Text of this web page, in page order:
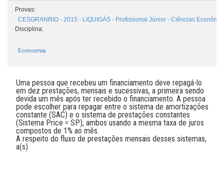
Provas:
CESGRANRIO - 2015 - LIQUIGÁS - Profissional Júnior - Ciências
Disciplina:
Economia
Uma pessoa que recebeu um financiamento deve repagá-lo
em dez prestações, mensais e sucessivas, a primeira sendo
devida um mês após ter recebido o financiamento. A pessoa
pode escolher para repagar entre o sistema de amortizações
constante (SAC) e o sistema de prestações constantes
(Sistema Price = SP), ambos usando a mesma taxa de juros
compostos de 1% ao mês.
A respeito do fluxo de prestações mensais desses sistemas,
a(s)